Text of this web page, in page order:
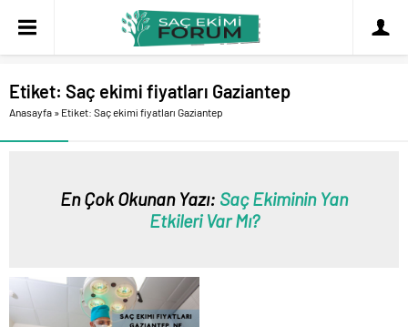
Etiket: Saç ekimi fiyatları Gaziantep
Anasayfa » Etiket: Saç ekimi fiyatları Gaziantep
En Çok Okunan Yazı: Saç Ekiminin Yan
Etkileri Var Mı?